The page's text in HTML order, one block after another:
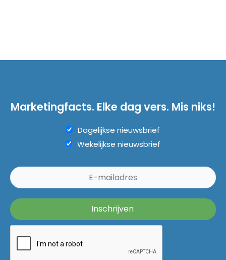
Marketingfacts. Elke dag vers. Mis niks!
Dagelijkse nieuwsbrief
Wekelijkse nieuwsbrief